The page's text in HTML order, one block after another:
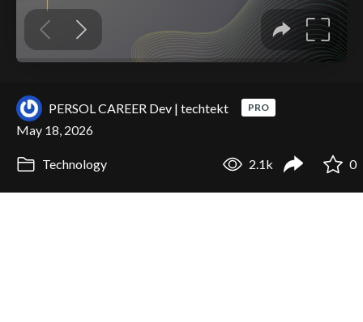
PERSOL CAREER Dev | techtekt PRO
May 18, 2026
Technology 2.1k 0